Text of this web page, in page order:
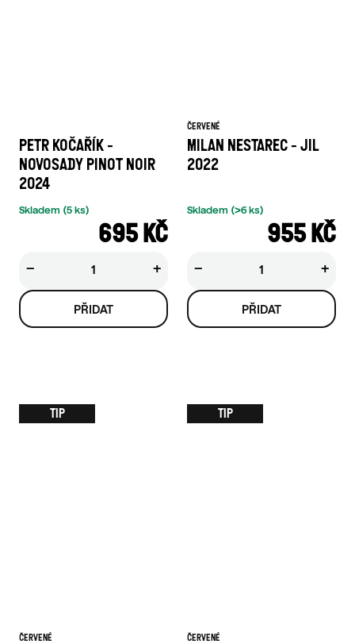
PETR KOČAŘÍK -
NOVOSADY PINOT NOIR
2024
695 KČ
Skladem (5 ks)
+
−
ČERVENÉ
MILAN NESTAREC - JIL
2022
955 KČ
Skladem (>6 ks)
+
−
TIP
ČERVENÉ
TIP
ČERVENÉ